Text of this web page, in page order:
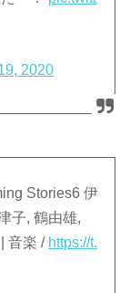
2020
Stories6 伊
子, 鶴由雄,
音楽 / https://t.